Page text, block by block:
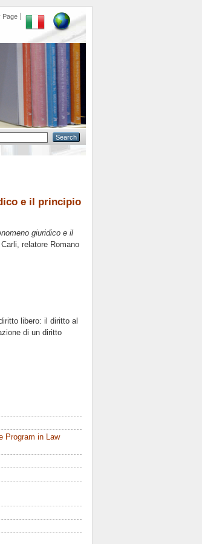
Page
e il principio
giuridico e il
relatore Romano
libero: il diritto al
di un diritto
Program in Law